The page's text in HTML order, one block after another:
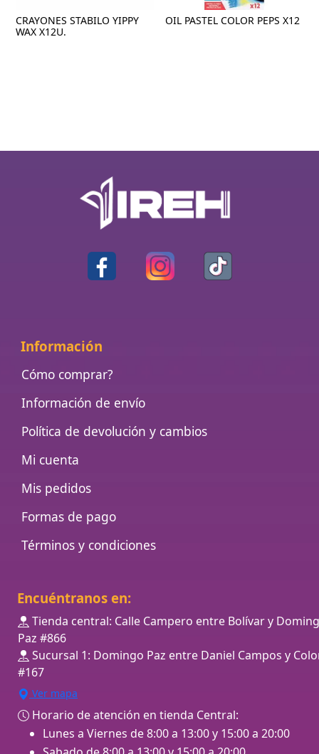
CRAYONES STABILO YIPPY
WAX X12U.
OIL PASTEL COLOR PEPS X12
Información
Cómo comprar?
Información de envío
Política de devolución y cambios
Mi cuenta
Mis pedidos
Formas de pago
Términos y condiciones
Encuéntranos en:
Tienda central: Calle Campero entre Bolívar y
Paz #866
Sucursal 1: Domingo Paz entre Daniel Campos y
#167
Ver mapa
Horario de atención en tienda Central:
Lunes a Viernes de 8:00 a 13:00 y 15:00 a 20:00